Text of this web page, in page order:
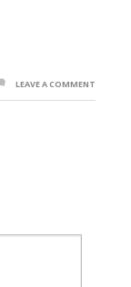
LEAVE A COMMENT